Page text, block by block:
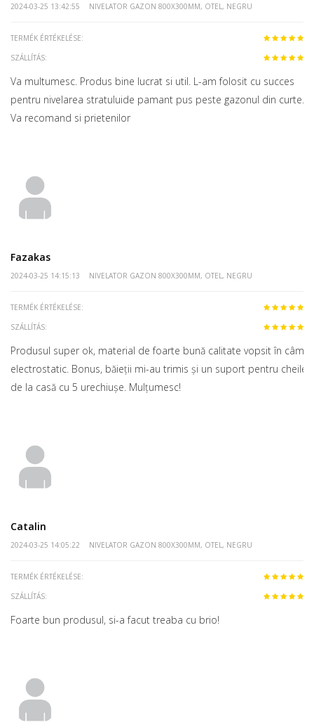
2024-03-25 13:42:55 NIVELATOR GAZON 800X300MM, OTEL, NEGRU
TERMÉK ÉRTÉKELÉSE:
SZÁLLÍTÁS:
Va multumesc. Produs bine lucrat si util. L-am folosit cu succes
pentru nivelarea stratuluide pamant pus peste gazonul din curte.
Va recomand si prietenilor
Fazakas
2024-03-25 14:15:13 NIVELATOR GAZON 800X300MM, OTEL, NEGRU
TERMÉK ÉRTÉKELÉSE:
SZÁLLÍTÁS:
Produsul super ok, material de foarte bună calitate vopsit în câmp
electrostatic. Bonus, băieții mi-au trimis și un suport pentru cheile
de la casă cu 5 urechiușe. Mulțumesc!
Catalin
2024-03-25 14:05:22 NIVELATOR GAZON 800X300MM, OTEL, NEGRU
TERMÉK ÉRTÉKELÉSE:
SZÁLLÍTÁS:
Foarte bun produsul, si-a facut treaba cu brio!